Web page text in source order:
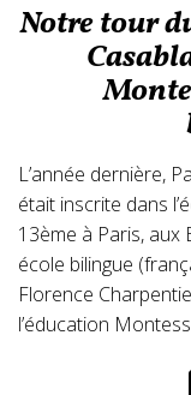
Notre tour
L’année dernière,
était inscrite dans
13ème à Paris, aux
école bilingue
Florence
l’éducation